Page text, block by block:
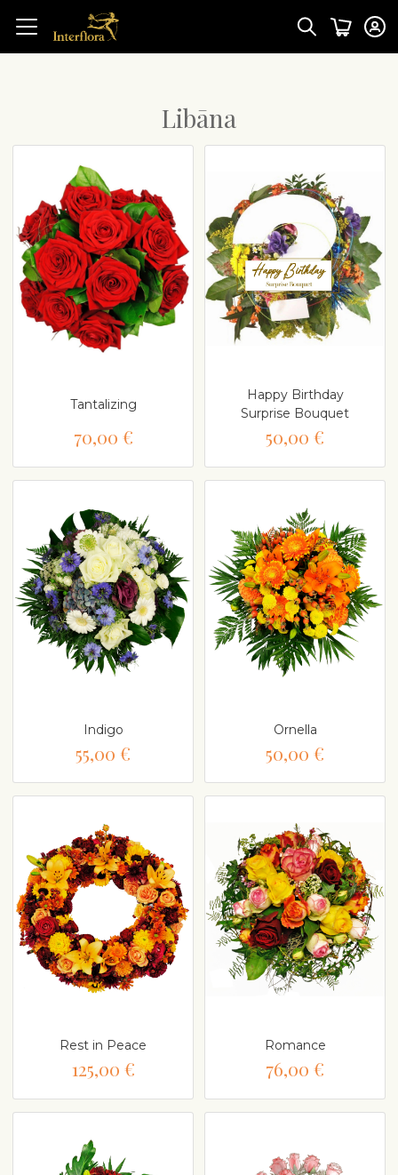
Libāna
Tantalizing
70,00 €
Happy Birthday
Surprise Bouquet
50,00 €
Indigo
55,00 €
Ornella
50,00 €
Rest in Peace
125,00 €
Romance
76,00 €